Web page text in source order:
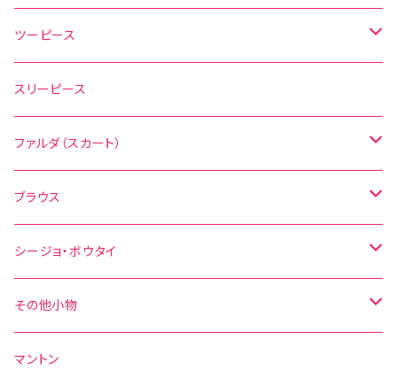
水玉
花柄
無地
その他の柄
ツーピース
水玉
花柄
無地
その他の柄
スリーピース
ファルダ（スカート）
水玉
花柄
無地
その他の柄
ブラウス
水玉
花柄
無地
シージョ・ボウタイ
シージョ
水玉
ボウタイ
その他小物
エプロン
マントン